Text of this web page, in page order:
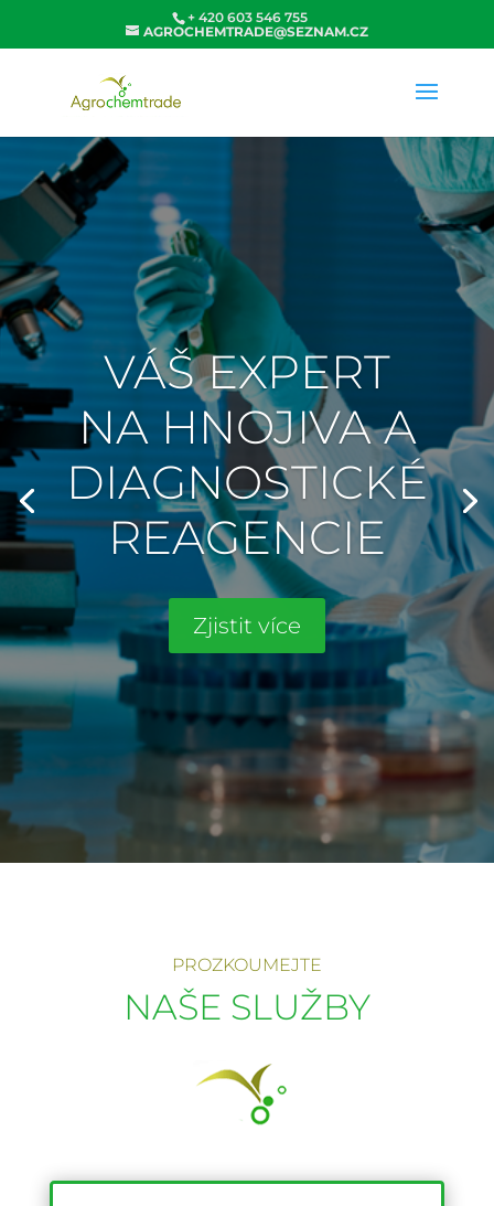
+ 420 603 546 755
AGROCHEMTRADE@SEZNAM.CZ
VÁŠ EXPERT
NA HNOJIVA A
DIAGNOSTICKÉ
REAGENCIE
Zjistit více
PROZKOUMEJTE
NAŠE SLUŽBY